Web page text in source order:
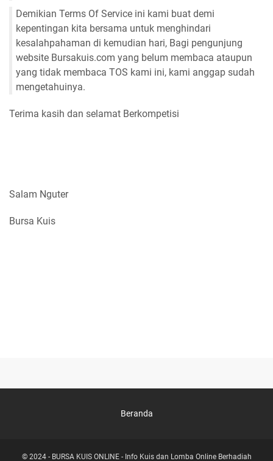
Demikian Terms Of Service ini kami buat demi
kepentingan kita bersama untuk menghindari
kesalahpahaman di kemudian hari, Bagi pengunjung
website Bursakuis.com yang belum membaca ataupun
yang tidak membaca TOS kami ini, kami anggap sudah
mengetahuinya.
Terima kasih dan selamat Berkompetisi
Salam Nguter
Bursa Kuis
Beranda
© 2024 - BURSA KUIS ONLINE - Info Kuis dan Lomba Online Berhadiah